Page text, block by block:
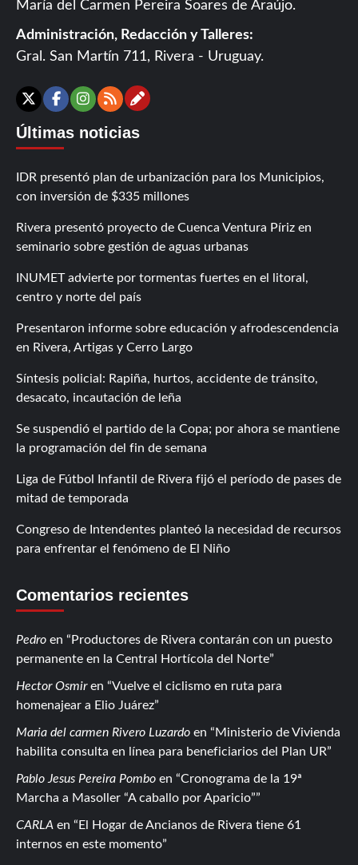
María del Carmen Pereira Soares de Araújo.
Administración, Redacción y Talleres:
Gral. San Martín 711, Rivera - Uruguay.
X Facebook
Instagram
RSSContáctanos
Últimas noticias
IDR presentó plan de urbanización para los Municipios,
con inversión de $335 millones
Rivera presentó proyecto de Cuenca Ventura Píriz en
seminario sobre gestión de aguas urbanas
INUMET advierte por tormentas fuertes en el litoral,
centro y norte del país
Presentaron informe sobre educación y afrodescendencia
en Rivera, Artigas y Cerro Largo
Síntesis policial: Rapiña, hurtos, accidente de tránsito,
desacato, incautación de leña
Se suspendió el partido de la Copa; por ahora se mantiene
la programación del fin de semana
Liga de Fútbol Infantil de Rivera fijó el período de pases de
mitad de temporada
Congreso de Intendentes planteó la necesidad de recursos
para enfrentar el fenómeno de El Niño
Comentarios recientes
Pedro en
Productores de Rivera contarán con un puesto
permanente en la Central Hortícola del Norte
Hector Osmiren
Vuelve el ciclismo en ruta para
homenajear a Elio Juárez
Maria del carmen Rivero Luzardo en
Ministerio de Vivienda
habilita consulta en línea para beneficiarios del Plan UR
Pablo Jesus Pereira Pombo en
Cronograma de la 19ª
Marcha a Masoller “A caballo por Aparicio”
CARLA en
El Hogar de Ancianos de Rivera tiene 61
internos en este momento